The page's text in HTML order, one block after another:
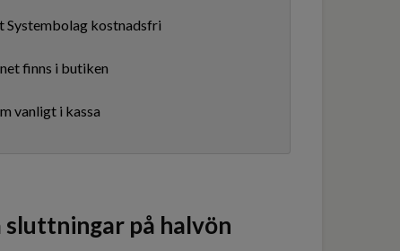
Systembolag kostnadsfri
finns i butiken
vanligt i kassa
på halvön